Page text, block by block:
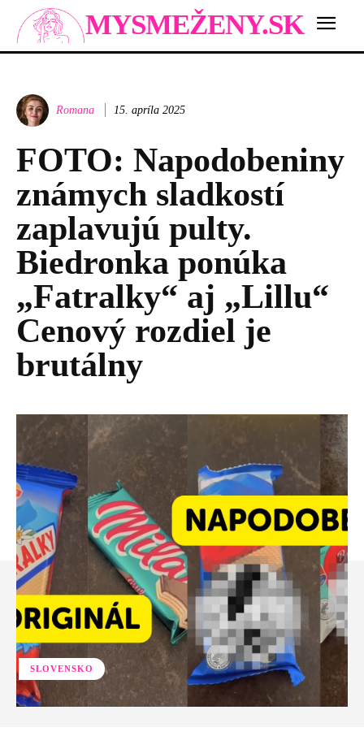
MYSMEŽENY.SK
Romana 15. apríla 2025
FOTO: Napodobeniny
známych sladkostí
zaplavujú pulty.
Biedronka ponúka
„Fatralky“ aj „Lillu“
Cenový rozdiel je
brutálny
SLOVENSKO